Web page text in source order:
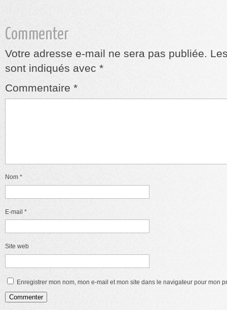
Commenter
Votre adresse e-mail ne sera pas publiée.
sont indiqués avec *
Commentaire *
Nom *
E-mail *
Site web
Enregistrer mon nom, mon e-mail et mon site dans le navigateur pour mon